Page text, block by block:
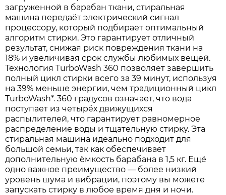
загруженной в барабан ткани, стиральная
машина передаёт электрический сигнал
процессору, который подбирает оптимальный
алгоритм стирки. Это гарантирует отличный
результат, снижая риск повреждения ткани на
18% и увеличивая срок службы любимых вещей.
Технология TurboWash 360 позволяет завершить
полный цикл стирки всего за 39 минут, используя
на 39% меньше энергии, чем традиционный цикл
TurboWash*. 360 градусов означает, что вода
поступает из четырёх движущихся
распылителей, что гарантирует равномерное
распределение воды и тщательную стирку. Эта
стиральная машина идеально подходит для
большой семьи, так как обеспечивает
дополнительную ёмкость барабана в 1,5 кг. Ещё
одно важное преимущество — более низкий
уровень шума и вибрации, поэтому вы можете
запускать стирку в любое время дня и ночи.